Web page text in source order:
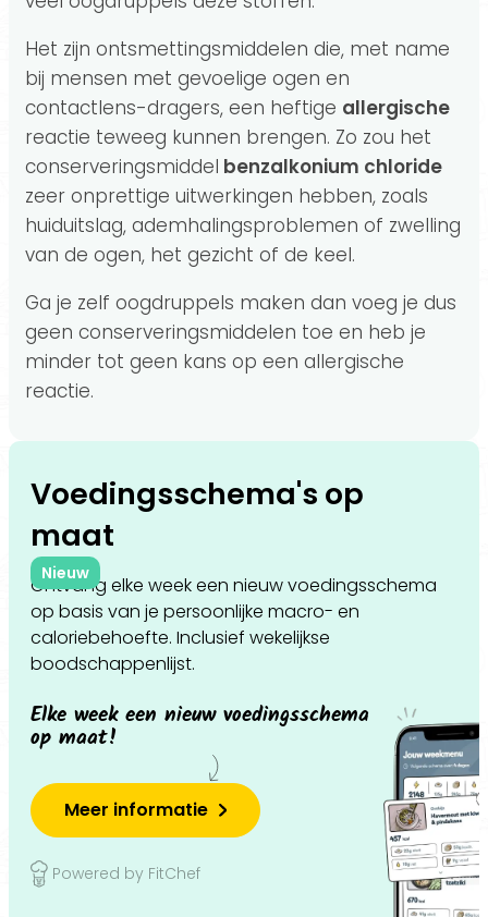
Het zijn ontsmettingsmiddelen die, met name
bij mensen met gevoelige ogen en
contactlens-dragers, een heftige allergische
reactie teweeg kunnen brengen. Zo zou het
conserveringsmiddel benzalkonium chloride
zeer onprettige uitwerkingen hebben, zoals
huiduitslag, ademhalingsproblemen of zwelling
van de ogen, het gezicht of de keel.
Ga je zelf oogdruppels maken dan voeg je dus
geen conserveringsmiddelen toe en heb je
minder tot geen kans op een allergische
reactie.
Voedingsschema's op
maat
Nieuw
Ontvang elke week een nieuw voedingsschema
op basis van je persoonlijke macro- en
caloriebehoefte. Inclusief wekelijkse
boodschappenlijst.
Elke week een nieuw voedingsschema
op maat!
Meer informatie
Powered by FitChef